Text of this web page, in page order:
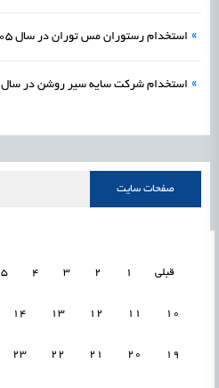
» استخدام رستوران مس توران در سال 1405
» استخدام شرکت سایه سیر روشن در سال 1405
صفحات سایت
قبلی 1
2
3
4
5
10
11
12
13
14
19
20
21
22
23